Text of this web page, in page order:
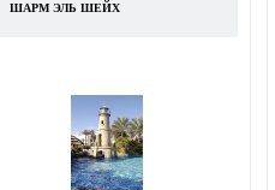
ШАРМ ЭЛЬ ШЕЙХ